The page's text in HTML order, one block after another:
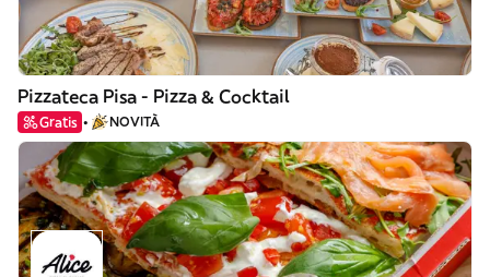
Pizzateca Pisa - Pizza & Cocktail
Gratis NOVITÀ